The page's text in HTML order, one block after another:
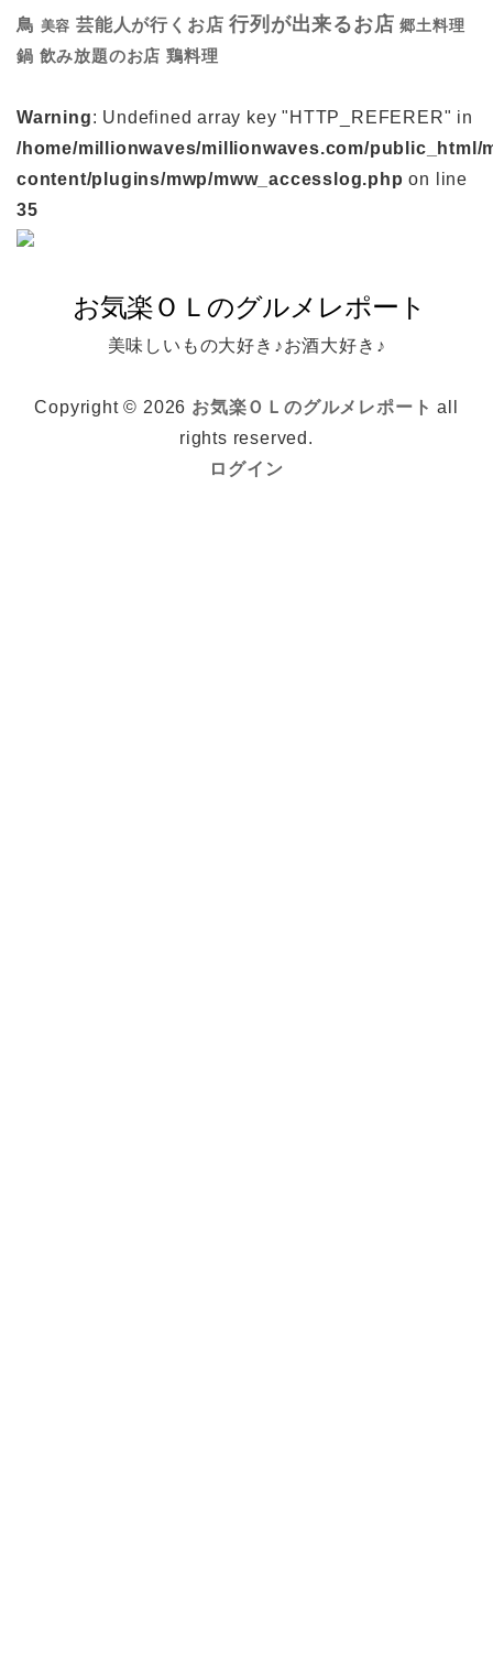
鳥 美容 芸能人が行くお店 行列が出来るお店 郷土料理
鍋 飲み放題のお店 鶏料理
Warning: Undefined array key "HTTP_REFERER" in
/home/millionwaves/millionwaves.com/public_html/
content/plugins/mwp/mww_accesslog.php on line
35
美味しいもの大好き♪お酒大好き♪
Copyright © 2026 お気楽ＯＬのグルメレポート all
rights reserved.
ログイン